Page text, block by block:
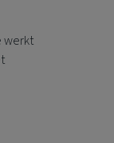
werkt